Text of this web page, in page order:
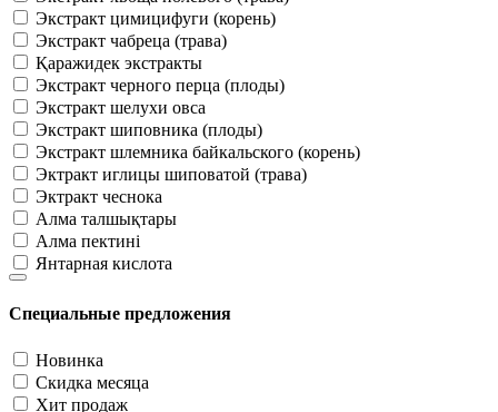
Экстракт цимицифуги (корень)
Экстракт чабреца (трава)
Қаражидек экстракты
Экстракт черного перца (плоды)
Экстракт шелухи овса
Экстракт шиповника (плоды)
Экстракт шлемника байкальского (корень)
Эктракт иглицы шиповатой (трава)
Эктракт чеснока
Алма талшықтары
Алма пектині
Янтарная кислота
Специальные предложения
Новинка
Скидка месяца
Хит продаж